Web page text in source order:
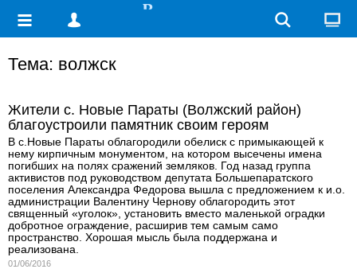
Тема: волжск
Жители с. Новые Параты (Волжский район)
благоустроили памятник своим героям
В с.Новые Параты облагородили обелиск с примыкающей к
нему кирпичным монументом, на котором высечены имена
погибших на полях сражений земляков. Год назад группа
активистов под руководством депутата Большепаратского
поселения Александра Федорова вышла с предложением к и.о.
администрации Валентину Чернову облагородить этот
священный «уголок», установить вместо маленькой оградки
добротное ограждение, расширив тем самым само
пространство. Хорошая мысль была поддержана и
реализована.
01/06/2016